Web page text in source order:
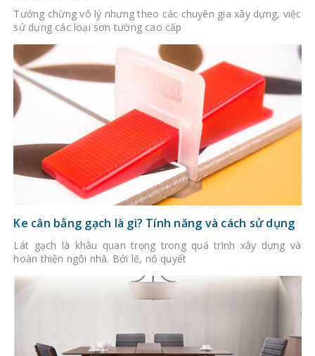
Tưởng chừng vô lý nhưng theo các chuyên gia xây dựng, việc
sử dụng các loại sơn tường cao cấp
Ke cân bằng gạch là gì? Tính năng và cách sử dụng
Lát gạch là khâu quan trọng trong quá trình xây dựng và
hoàn thiện ngôi nhà. Bởi lẽ, nó quyết